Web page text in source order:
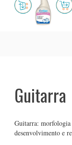
Guitarra
Guitarra: morfologia
desenvolvimento e